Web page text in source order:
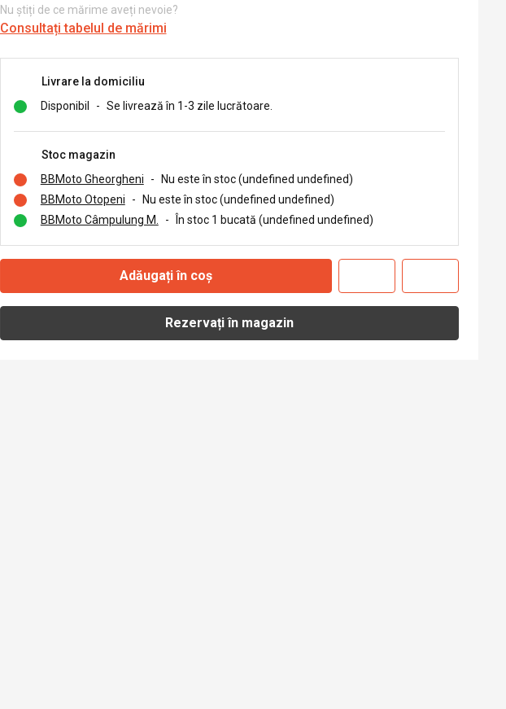
Nu știți de ce mărime aveți nevoie?
Consultați tabelul de mărimi
Livrare la domiciliu
Disponibil
- Se livrează în 1-3 zile lucrătoare.
Stoc magazin
BBMoto Gheorgheni
-
Nu este în stoc (undefined undefined)
BBMoto Otopeni
-
Nu este în stoc (undefined undefined)
BBMoto Câmpulung M.
- În stoc 1 bucată (undefined undefined)
Adăugați în coș
Rezervați în magazin